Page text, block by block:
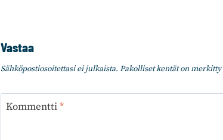
Vastaa
Sähköpostiosoitettasi ei julkaista. Pakolliset kentät on merkitty
Kommentti*